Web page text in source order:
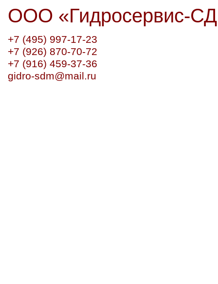
+7 (495) 997-17-23
+7 (926) 870-70-72
+7 (916) 459-37-36
gidro-sdm@mail.ru
ООО «Гидросервис-